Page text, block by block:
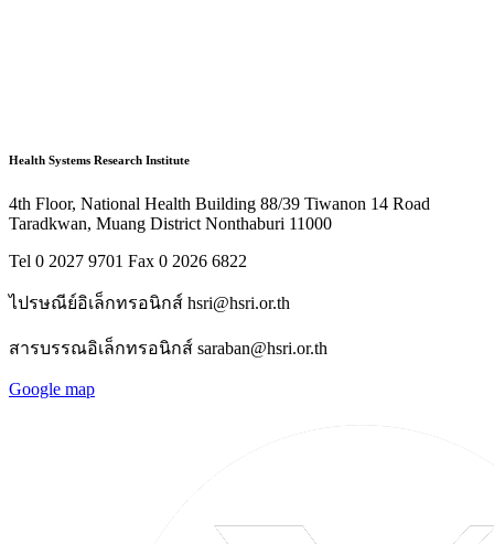
Health Systems Research Institute
4th Floor, National Health Building 88/39 Tiwanon 14 Road
Taradkwan, Muang District Nonthaburi 11000
Tel 0 2027 9701 Fax 0 2026 6822
ไปรษณีย์อิเล็กทรอนิกส์ hsri@hsri.or.th
สารบรรณอิเล็กทรอนิกส์ saraban@hsri.or.th
Google map